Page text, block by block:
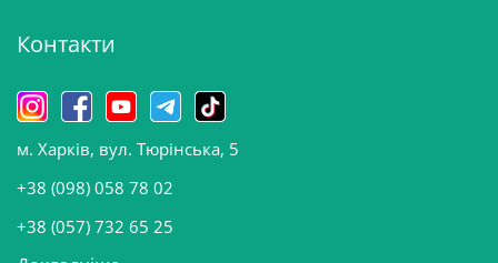
в
н
о
в
и
Контакти
м. Харків, вул. Тюрінська, 5
+38 (098) 058 78 02
+38 (057) 732 65 25